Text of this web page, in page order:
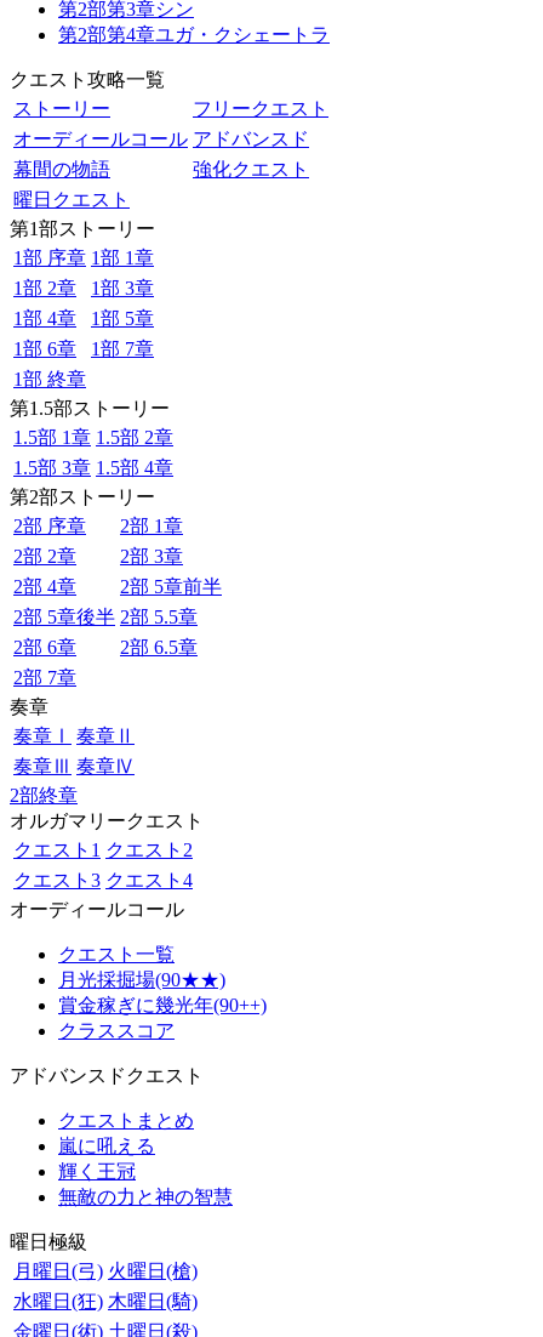
第2部第3章シン
第2部第4章ユガ・クシェートラ
クエスト攻略一覧
ストーリー
フリークエスト
オーディールコール アドバンスド
幕間の物語
強化クエスト
曜日クエスト
第1部ストーリー
1部 序章 1部 1章
1部 2章
1部 3章
1部 4章
1部 5章
1部 6章
1部 7章
1部 終章
第1.5部ストーリー
1.5部 1章 1.5部 2章
1.5部 3章 1.5部 4章
第2部ストーリー
2部 序章
2部 1章
2部 2章
2部 3章
2部 4章
2部 5章前半
2部 5章後半 2部 5.5章
2部 6章
2部 6.5章
2部 7章
奏章
奏章Ⅰ
奏章Ⅱ
奏章Ⅲ 奏章Ⅳ
2部終章
オルガマリークエスト
クエスト1 クエスト2
クエスト3 クエスト4
オーディールコール
クエスト一覧
月光採掘場(90★★)
賞金稼ぎに幾光年(90++)
クラススコア
アドバンスドクエスト
クエストまとめ
嵐に吼える
輝く王冠
無敵の力と神の智慧
曜日極級
月曜日(弓) 火曜日(槍)
水曜日(狂) 木曜日(騎)
金曜日(術) 土曜日(殺)